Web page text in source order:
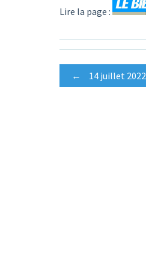
Lire la page :
Post
← 14 juillet 2022